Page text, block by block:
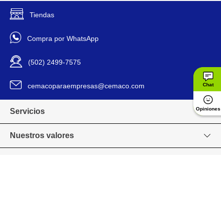
Marca
Modelo
Código SKU
Tiendas
Compra por WhatsApp
(502) 2499-7575
cemacoparaempresas@cemaco.com
Servicios
Nuestros valores
Chat
Opiniones